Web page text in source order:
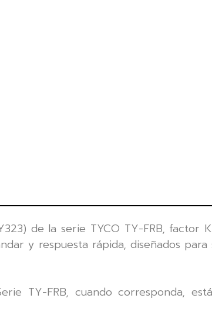
de la serie TYCO TY-FRB,
y respuesta rápida, diseñados
TY-FRB, cuando corresponda,